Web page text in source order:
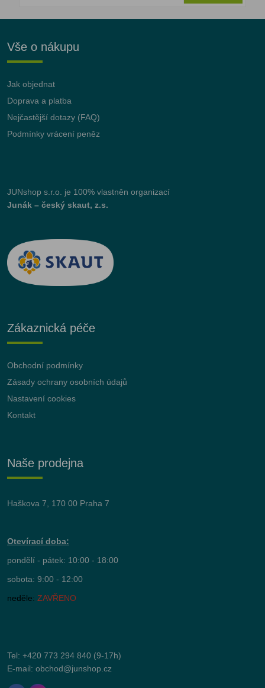
Vše o nákupu
Jak objednat
Doprava a platba
Nejčastější dotazy (FAQ)
Podmínky vrácení peněz
JUNshop s.r.o.
je 100% vlastněn organizací
Junák – český skaut, z.s.
Zákaznická péče
Obchodní podmínky
Zásady ochrany osobních údajů
Nastavení cookies
Kontakt
Naše prodejna
Haškova 7, 170 00 Praha 7
Otevírací doba:
pondělí - pátek: 10:00 - 18:00
sobota: 9:00 - 12:00
neděle: ZAVŘENO
Tel: +420 773 294 840 (9-17h)
E-mail: obchod@junshop.cz